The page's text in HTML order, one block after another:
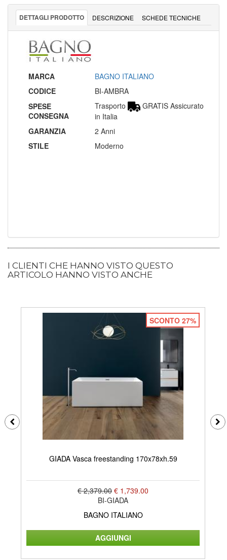
DETTAGLI PRODOTTO DESCRIZIONE SCHEDE TECNICHE
MARCA
BAGNO ITALIANO
CODICE
BI-AMBRA
SPESE
CONSEGNA
Trasporto
GRATIS Assicurato
in Italia
GARANZIA
2 Anni
STILE
Moderno
I CLIENTI CHE HANNO VISTO QUESTO
ARTICOLO HANNO VISTO ANCHE
SCONTO 27%
GIADA Vasca freestanding 170x78xh.59
€ 2,379.00 € 1,739.00
BI-GIADA
BAGNO ITALIANO